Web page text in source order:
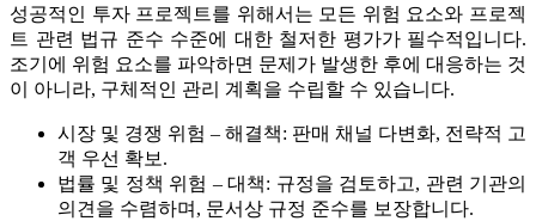
성공적인 투자 프로젝트를 위해서는 모든 위험 요소와 프로젝
트 관련 법규 준수 수준에 대한 철저한 평가가 필수적입니다.
조기에 위험 요소를 파악하면 문제가 발생한 후에 대응하는 것
이 아니라, 구체적인 관리 계획을 수립할 수 있습니다.
시장 및 경쟁 위험 – 해결책: 판매 채널 다변화, 전략적 고
객 우선 확보.
법률 및 정책 위험 – 대책: 규정을 검토하고, 관련 기관의
의견을 수렴하며, 문서상 규정 준수를 보장합니다.